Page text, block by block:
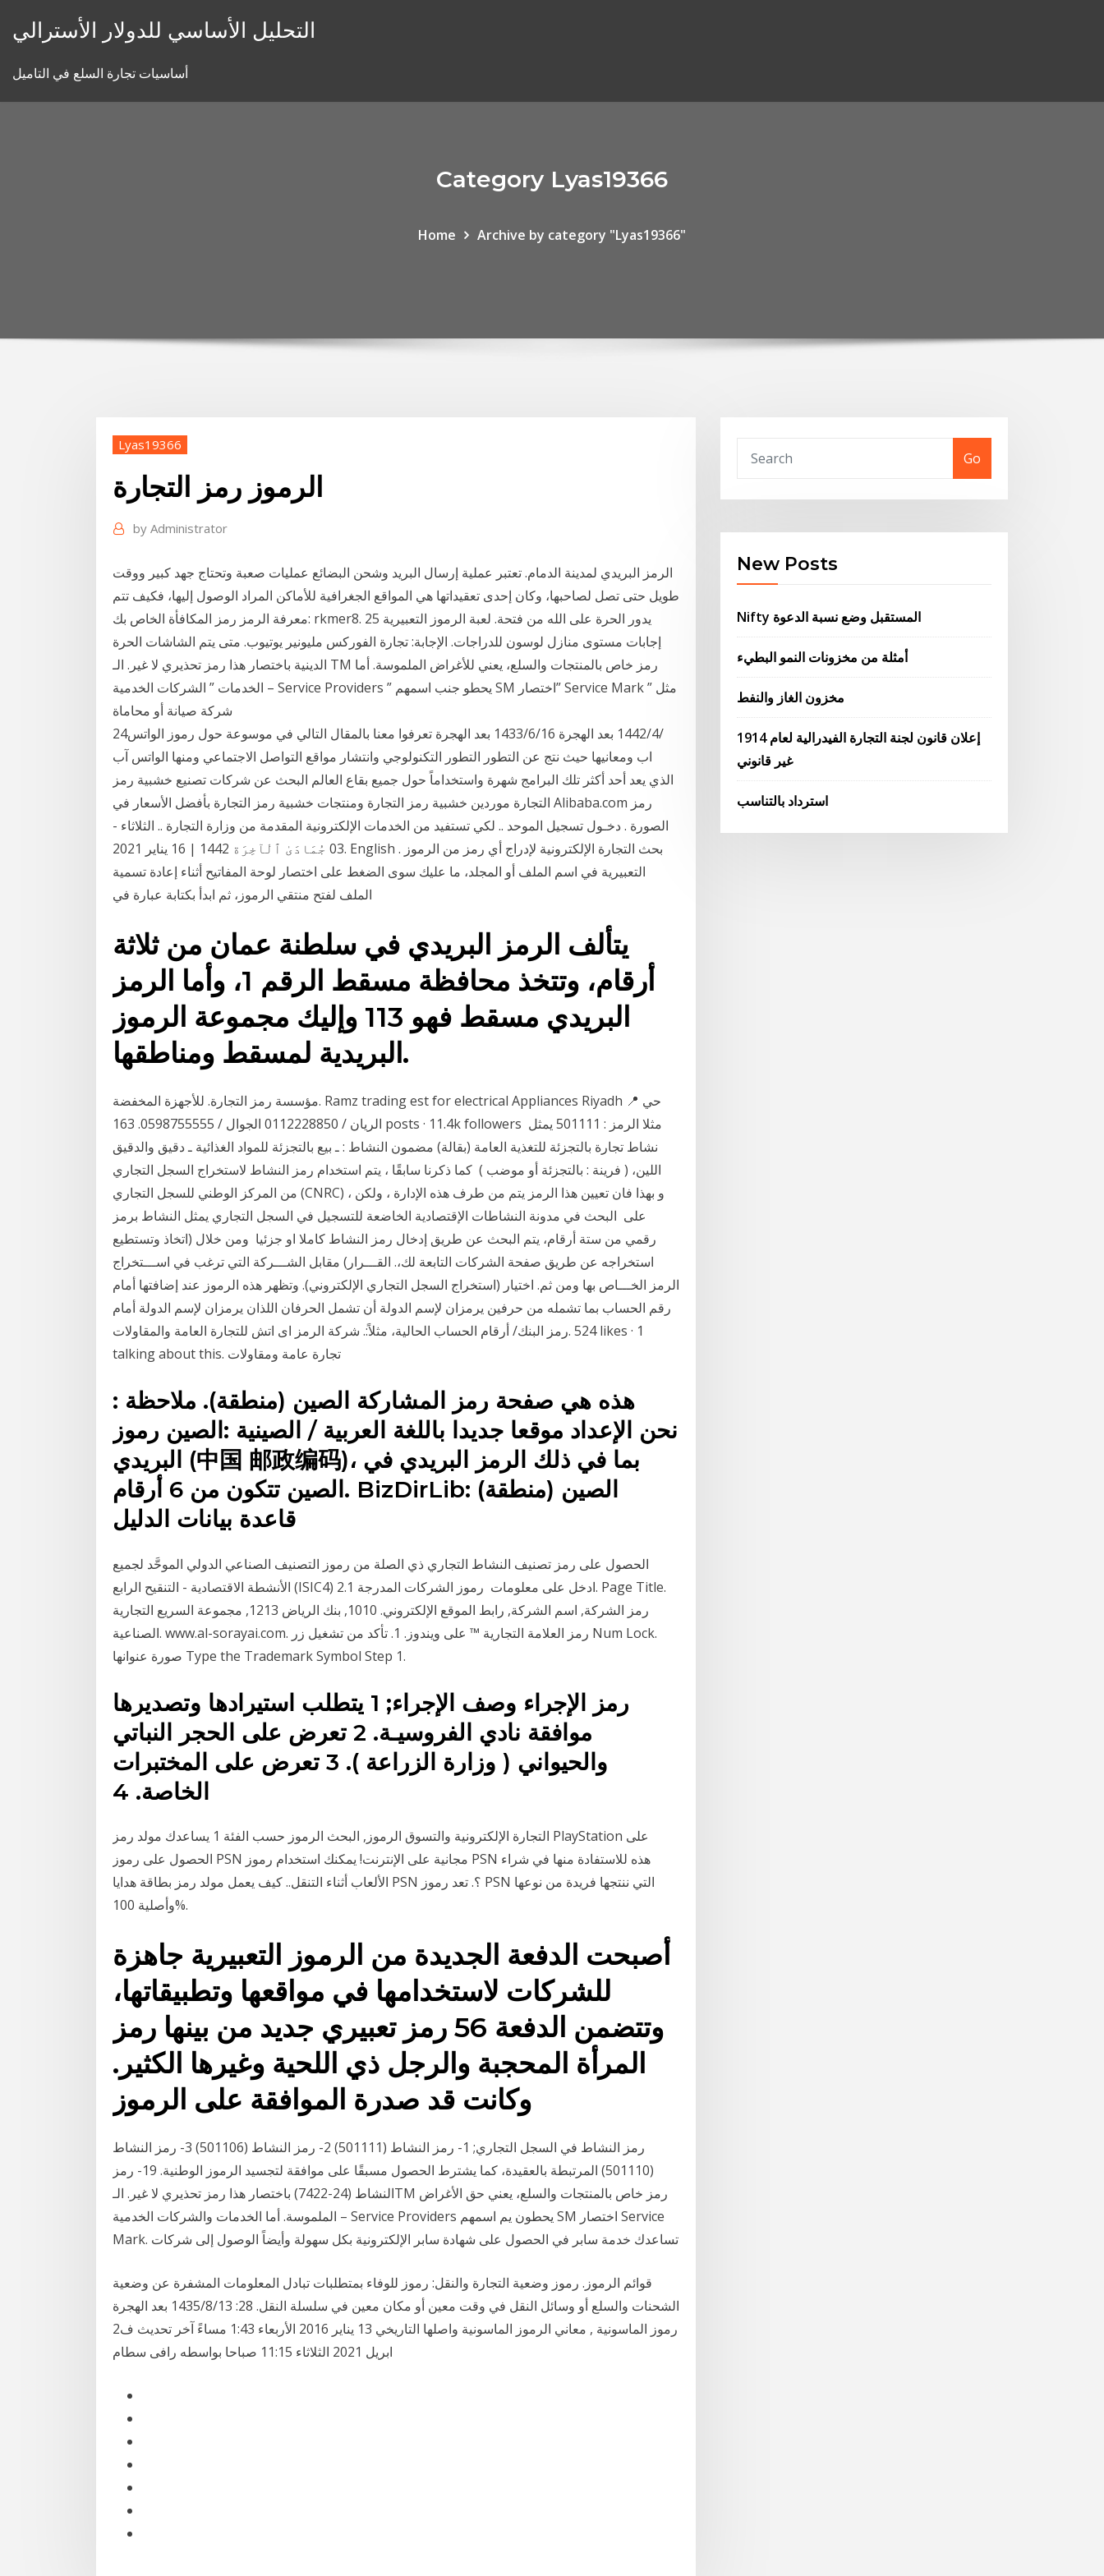
التحليل الأساسي للدولار الأسترالي
أساسيات تجارة السلع في التاميل
Category Lyas19366
Home Archive by category "Lyas19366"
Lyas19366
الرموز رمز التجارة
by Administrator
الرمز البريدي لمدينة الدمام. تعتبر عملية إرسال البريد وشحن البضائع عمليات صعبة وتحتاج جهد كبير ووقت
طويل حتى تصل لصاحبها، وكان إحدى تعقيداتها هي المواقع الجغرافية للأماكن المراد الوصول إليها، فكيف تتم
معرفة الرمز رمز المكافأة الخاص بك: rkmer8. 25 يدور الحرة على الله من فتحة. لعبة الرموز التعبيرية
إجابات مستوى منازل لوسون للدراجات. الإجابة: تجارة الفوركس مليونير يوتيوب. متى يتم الشاشات الحرة
الدينية باختصار هذا رمز تحذيري لا غير. الـ TM رمز خاص بالمنتجات والسلع، يعني للأغراض الملموسة. أما
الخدمات ” الشركات الخدمية – Service Providers ” يحطو جنب اسمهم SM اختصار” Service Mark ” مثل
شركة صيانة أو محاماة
24‏‏/4‏‏/1442 بعد الهجرة 16‏‏/6‏‏/1433 بعد الهجرة تعرفوا معنا بالمقال التالي في موسوعة حول رموز الواتس
اب ومعانيها حيث نتج عن التطور التطور التكنولوجي وانتشار مواقع التواصل الاجتماعي ومنها الواتس آب
الذي يعد أحد أكثر تلك البرامج شهرة واستخداماً حول جميع بقاع العالم البحث عن شركات تصنيع خشبية رمز
التجارة موردين خشبية رمز التجارة ومنتجات خشبية رمز التجارة بأفضل الأسعار في Alibaba.com رمز
الصورة . دخـول تسجيل الموحد .. لكي تستفيد من الخدمات الإلكترونية المقدمة من وزارة التجارة .. الثلاثاء -
03 جُمَادَىٰ ٱلْآخِرَة 1442 | 16 يناير 2021. English . بحث التجارة الإلكترونية لإدراج أي رمز من الرموز
التعبيرية في اسم الملف أو المجلد، ما عليك سوى الضغط على اختصار لوحة المفاتيح أثناء إعادة تسمية
الملف لفتح منتقي الرموز، ثم ابدأ بكتابة عبارة في
يتألف الرمز البريدي في سلطنة عمان من ثلاثة
أرقام، وتتخذ محافظة مسقط الرقم 1، وأما الرمز
البريدي مسقط فهو 113 وإليك مجموعة الرموز
البريدية لمسقط ومناطقها.
مؤسسة رمز التجارة. للأجهزة المخفضة. Ramz trading est for electrical Appliances Riyadh 📍 حي
الريان / 0112228850 الجوال / 0598755555. 163 posts · 11.4k followers مثلا الرمز : 501111 يمثل
نشاط تجارة بالتجزئة للتغذية العامة (بقالة) مضمون النشاط : ـ بيع بالتجزئة للمواد الغذائية ـ دقيق والدقيق
اللين، ( فرينة : بالتجزئة أو موضب ) كما ذكرنا سابقًا ، يتم استخدام رمز النشاط لاستخراج السجل التجاري
من المركز الوطني للسجل التجاري (CNRC) ، و بهذا فان تعيين هذا الرمز يتم من طرف هذه الإدارة ، ولكن
على البحث في مدونة النشاطات الإقتصادية الخاضعة للتسجيل في السجل التجاري يمثل النشاط برمز
رقمي من ستة أرقام، يتم البحث عن طريق إدخال رمز النشاط كاملا او جزئيا وﻣﻦ ﺧﻼل (اﺗﺨﺎذ وﺗﺴﺘﻄﻴﻊ
اﺳﺘﺨﺮاﺟﻪ ﻋﻦ ﻃﺮﻳﻖ ﺻﻔﺤﺔ اﻟﺸﺮﻛﺎت اﻟﺘﺎﺑﻌﺔ ﻟﻚ،. اﻟﻘـــﺮار) ﻣﻘﺎﺑﻞ اﻟﺸـــﺮﻛﺔ اﻟﺘﻲ ﺗﺮﻏﺐ ﻓﻲ اﺳـــﺘﺨﺮاج
اﻟﺮﻣﺰ اﻟﺨـــﺎص ﺑﻬﺎ وﻣﻦ ﺛﻢ. اﺧﺘﻴﺎر (اﺳﺘﺨﺮاج اﻟﺴﺠﻞ اﻟﺘﺠﺎري اﻹﻟﻜﺘﺮوﻧﻲ). وتظهر هذه الرموز عند إضافتها أمام
رقم الحساب بما تشمله من حرفين يرمزان لإسم الدولة أن تشمل الحرفان اللذان يرمزان لإسم الدولة أمام
رمز البنك/ أرقام الحساب الحالية، مثلاً:. شركة الرمز اى اتش للتجارة العامة والمقاولات‎. 524 likes · 1
هذه هي صفحة رمز المشاركة الصين (منطقة). ملاحظة :
نحن الإعداد موقعا جديدا باللغة العربية / الصينية :الصين رموز
البريدي (中国 邮政编码)، بما في ذلك الرمز البريدي في
الصين تتكون من 6 أرقام. BizDirLib: الصين (منطقة)
قاعدة بيانات الدليل
الحصول على رمز تصنيف النشاط التجاري ذي الصلة من رموز التصنيف الصناعي الدولي الموحَّد لجميع
الأنشطة الاقتصادية - التنقيح الرابع (ISIC4) 2.1 ادخل على معلومات رموز الشركات المدرجة. Page Title.
رمز الشركة, اسم الشركة, رابط الموقع الإلكتروني. 1010, بنك الرياض 1213, مجموعة السريع التجارية
الصناعية. www.al-sorayai.com. رمز العلامة التجارية ™ على ويندوز. 1. تأكد من تشغيل زر Num Lock.
صورة عنوانها Type the Trademark Symbol Step 1.
رمز الإجراء وصف الإجراء; 1 يتطلب استيرادها وتصديرها
موافقة نادي الفروسيـة. 2 تعرض على الحجر النباتي
والحيواني ( وزارة الزراعة ). 3 تعرض على المختبرات
الخاصة. 4
التجارة الإلكترونية والتسوق الرموز, البحث الرموز حسب الفئة 1 يساعدك مولد رمز PlayStation على
الحصول على رموز PSN مجانية على الإنترنت! يمكنك استخدام رموز PSN هذه للاستفادة منها في شراء
الألعاب أثناء التنقل.. كيف يعمل مولد رمز بطاقة هدايا PSN ؟. تعد رموز PSN التي ننتجها فريدة من نوعها
وأصلية 100%.
أصبحت الدفعة الجديدة من الرموز التعبيرية جاهزة
للشركات لاستخدامها في مواقعها وتطبيقاتها،
وتتضمن الدفعة 56 رمز تعبيري جديد من بينها رمز
المرأة المحجبة والرجل ذي اللحية وغيرها الكثير.
وكانت قد صدرة الموافقة على الرموز
رمز النشاط في السجل التجاري; 1- رمز النشاط (501111) 2- رمز النشاط (501106) 3- رمز النشاط
(501110) المرتبطة بالعقيدة، كما يشترط الحصول مسبقًا على موافقة لتجسيد الرموز الوطنية. 19- رمز
النشاط (24-7422) باختصار هذا رمز تحذيري لا غير. الـTM رمز خاص بالمنتجات والسلع، يعني حق الأغراض
الملموسة. أما الخدمات والشركات الخدمية – Service Providers يحطون يم اسمهم SM اختصار Service
Mark. تساعدك خدمة سابر في الحصول على شهادة سابر الإلكترونية بكل سهولة وأيضاً الوصول إلى شركات
قوائم الرموز. رموز وضعية التجارة والنقل: رموز للوفاء بمتطلبات تبادل المعلومات المشفرة عن وضعية
الشحنات والسلع أو وسائل النقل في وقت معين أو مكان معين في سلسلة النقل. 28: 13‏‏/8‏‏/1435 بعد الهجرة
رموز الماسونية , معاني الرموز الماسونية واصلها التاريخي 13 يناير 2016 الأربعاء 1:43 مساءً آخر تحديث ف2
ابريل 2021 الثلاثاء 11:15 صباحا بواسطه رافى سطام
Go
New Posts
Nifty المستقبل وضع نسبة الدعوة
أمثلة من مخزونات النمو البطيء
مخزون الغاز والنفط
إعلان قانون لجنة التجارة الفيدرالية لعام 1914
غير قانوني
استرداد بالتناسب